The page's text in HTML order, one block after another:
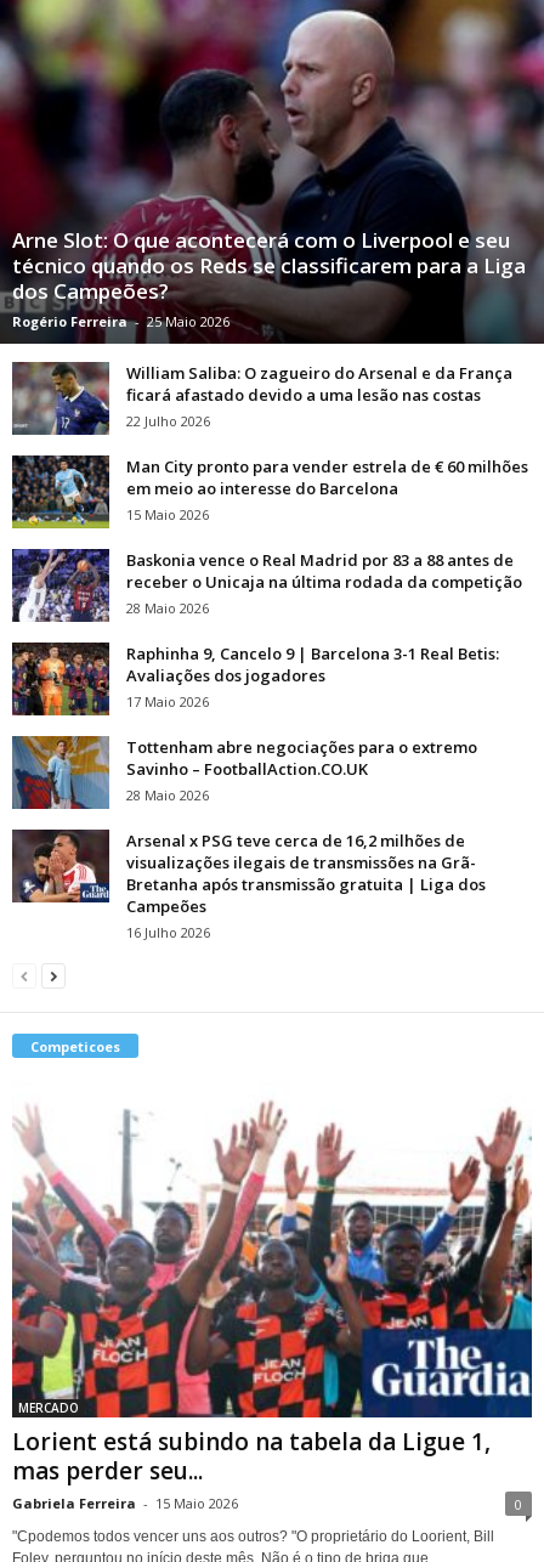
Arne Slot: O que acontecerá com o Liverpool e seu
técnico quando os Reds se classificarem para a Liga
dos Campeões?
Rogério Ferreira - 25 Maio 2026
William Saliba: O zagueiro do Arsenal e da França
ficará afastado devido a uma lesão nas costas
22 Julho 2026
Man City pronto para vender estrela de € 60 milhões
em meio ao interesse do Barcelona
15 Maio 2026
Baskonia vence o Real Madrid por 83 a 88 antes de
receber o Unicaja na última rodada da competição
28 Maio 2026
Raphinha 9, Cancelo 9 | Barcelona 3-1 Real Betis:
Avaliações dos jogadores
17 Maio 2026
Tottenham abre negociações para o extremo
Savinho – FootballAction.CO.UK
28 Maio 2026
Arsenal x PSG teve cerca de 16,2 milhões de
visualizações ilegais de transmissões na Grã-
Bretanha após transmissão gratuita | Liga dos
Campeões
16 Julho 2026
Competicoes
MERCADO
Lorient está subindo na tabela da Ligue 1,
mas perder seu...
Gabriela Ferreira - 15 Maio 2026 0
"Cpodemos todos vencer uns aos outros? "O proprietário do Loorient, Bill
Foley, perguntou no início deste mês. Não é o tipo de briga que...